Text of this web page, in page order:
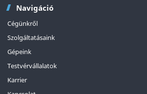
Navigáció
Cégünkről
Szolgáltatásaink
Gépeink
Testvérvállalatok
Karrier